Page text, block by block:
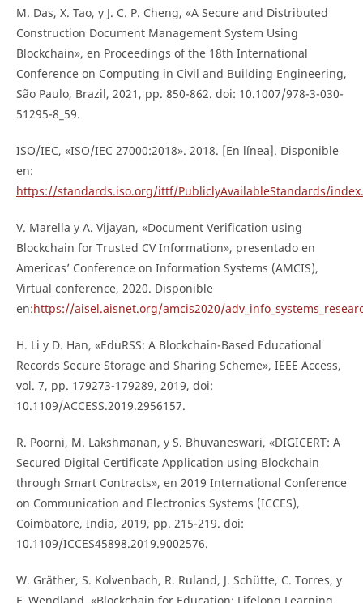
M. Das, X. Tao, y J. C. P. Cheng, «A Secure and Distributed
Construction Document Management System Using
Blockchain», en Proceedings of the 18th International
Conference on Computing in Civil and Building Engineering,
São Paulo, Brazil, 2021, pp. 850-862. doi: 10.1007/978-3-030-
51295-8_59.
ISO/IEC, «ISO/IEC 27000:2018». 2018. [En línea]. Disponible
en:
https://standards.iso.org/ittf/PubliclyAvailableStandards/
V. Marella y A. Vijayan, «Document Verification using
Blockchain for Trusted CV Information», presentado en
Americas’ Conference on Information Systems (AMCIS),
Virtual conference, 2020. Disponible
en:https://aisel.aisnet.org/amcis2020/
H. Li y D. Han, «EduRSS: A Blockchain-Based Educational
Records Secure Storage and Sharing Scheme», IEEE Access,
vol. 7, pp. 179273-179289, 2019, doi:
10.1109/ACCESS.2019.2956157.
R. Poorni, M. Lakshmanan, y S. Bhuvaneswari, «DIGICERT: A
Secured Digital Certificate Application using Blockchain
through Smart Contracts», en 2019 International Conference
on Communication and Electronics Systems (ICCES),
Coimbatore, India, 2019, pp. 215-219. doi:
10.1109/ICCES45898.2019.9002576.
W. Gräther, S. Kolvenbach, R. Ruland, J. Schütte, C. Torres, y